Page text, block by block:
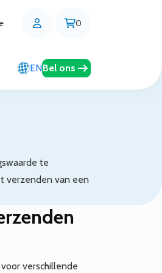
0
ENBel ons
te
verzenden van een
verschillende